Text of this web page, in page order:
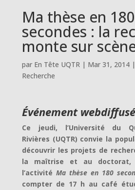
Ma thèse en 180
secondes : la
monte sur
par En Tête UQTR| Mar 31, 2014|
Recherche
Événement
Ce jeudi, l’Université du
Rivières (UQTR) convie la
découvrir les projets de
la maîtrise et au doctorat,
l’activité Ma thèse en 180
compter de 17 h au café